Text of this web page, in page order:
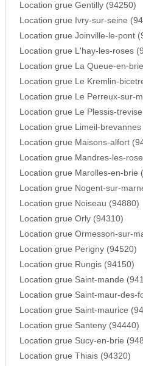
Location grue Gentilly (94250)
Location grue Ivry-sur-seine
Location grue Joinville-le-pont
Location grue L'hay-les-roses
Location grue La Queue-en-
Location grue Le Kremlin-
Location grue Le Perreux-sur-
Location grue Le Plessis-
Location grue Limeil-
Location grue Maisons-alfort
Location grue Mandres-les-
Location grue Marolles-en-brie
Location grue Nogent-sur-
Location grue Noiseau (94880)
Location grue Orly (94310)
Location grue Ormesson-sur-
Location grue Perigny (94520)
Location grue Rungis (94150)
Location grue Saint-mande
Location grue Saint-maur-des-
Location grue Saint-maurice
Location grue Santeny (94440)
Location grue Sucy-en-brie
Location grue Thiais (94320)